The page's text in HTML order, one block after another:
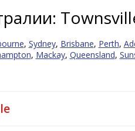
, Sydney, Brisbane, Perth,
, Mackay, Queensland,